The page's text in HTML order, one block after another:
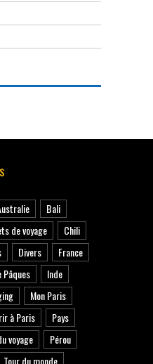
Bali
de voyage
Chili
Divers
France
Pâques
Inde
Mon Paris
à Paris
Pays
voyage
Pérou
Tour du monde